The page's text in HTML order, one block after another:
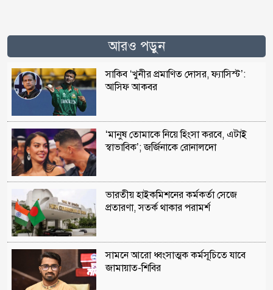
আরও পড়ুন
সাকিব ‘খুনীর প্রমাণিত দোসর, ফ্যাসিস্ট’:
আসিফ আকবর
‘মানুষ তোমাকে নিয়ে হিংসা করবে, এটাই
স্বাভাবিক’; জর্জিনাকে রোনালদো
ভারতীয় হাইকমিশনের কর্মকর্তা সেজে
প্রতারণা, সতর্ক থাকার পরামর্শ
সামনে আরো ধ্বংসাত্মক কর্মসূচিতে যাবে
জামায়াত-শিবির